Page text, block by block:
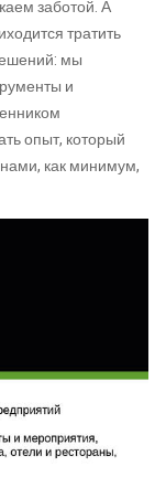
заботой. А
тратить
мы
и
опыт, который
нами, как минимум,